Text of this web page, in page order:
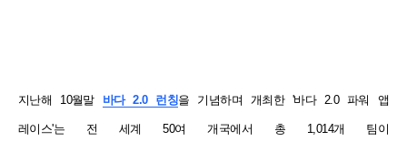
지난해 10월말 바다 2.0 런칭을 기념하며 개최한 '바다 2.0 파워 앱
레이스'는 전 세계 50여 개국에서 총 1,014개 팀이